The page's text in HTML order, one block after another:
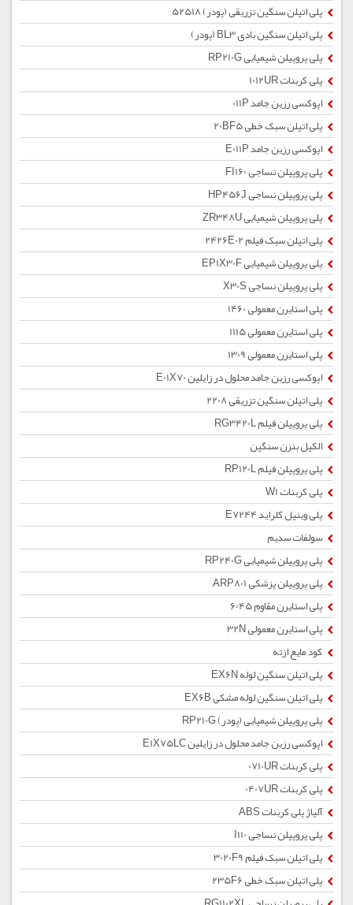
پلی اتیلن سنگین تزریقی (پودر) 52518
پلی اتیلن سنگین بادی BL3 (پودر)
پلی پروپیلن شیمیایی RP210G
پلی کربنات 1012UR
اپوکسی رزین جامد 011P
پلی اتیلن سبک خطی 20BF5
اپوکسی رزین جامد E011P
پلی پروپیلن نساجی FI160
پلی پروپیلن نساجی HP456J
پلی پروپیلن شیمیایی ZR348U
پلی اتیلن سبک فیلم 2426E02
پلی پروپیلن شیمیایی EP1X30F
پلی پروپیلن نساجی X30S
پلی استایرن معمولی 1460
پلی استایرن معمولی 1115
پلی استایرن معمولی 1309
اپوکسی رزین جامد محلول در زایلین E01X70
پلی اتیلن سنگین تزریقی 2208
پلی پروپیلن فیلم RG3420L
الکیل بنزن سنگین
پلی پروپیلن فیلم RP120L
پلی کربنات W1
پلی وینیل کلراید E7244
سولفات سدیم
پلی پروپیلن شیمیایی RP240G
پلی پروپیلن پزشکی ARP801
پلی استایرن مقاوم 6045
پلی استایرن معمولی 32N
کود مایع ازته
پلی اتیلن سنگین لوله EX6N
پلی اتیلن سنگین لوله مشکی EX6B
پلی پروپیلن شیمیایی (پودر) RP210G
اپوکسی رزین جامد محلول در زایلین E1X75LC
پلی کربنات 0710UR
پلی کربنات 0407UR
آلیاژ پلی کربنات ABS
پلی پروپیلن نساجی I110
پلی اتیلن سبک فیلم 3020F9
پلی اتیلن سبک خطی 235F6